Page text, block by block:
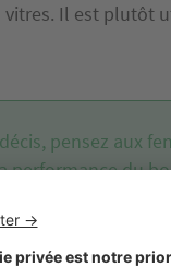
vitres. Il est plutôt
pensez aux
performance du